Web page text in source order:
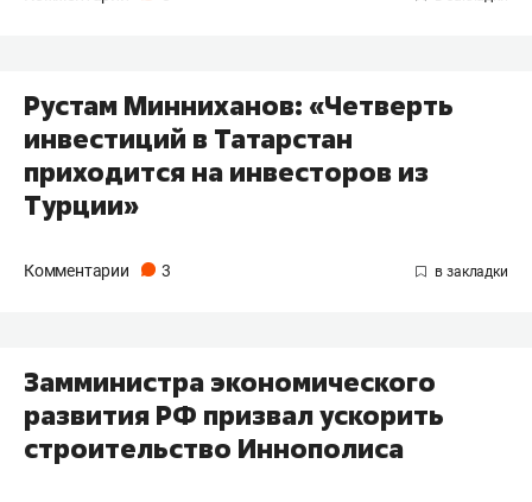
Рустам Минниханов: «Четверть
инвестиций в Татарстан
приходится на инвесторов из
Турции»
Комментарии 3
Замминистра экономического
развития РФ призвал ускорить
строительство Иннополиса